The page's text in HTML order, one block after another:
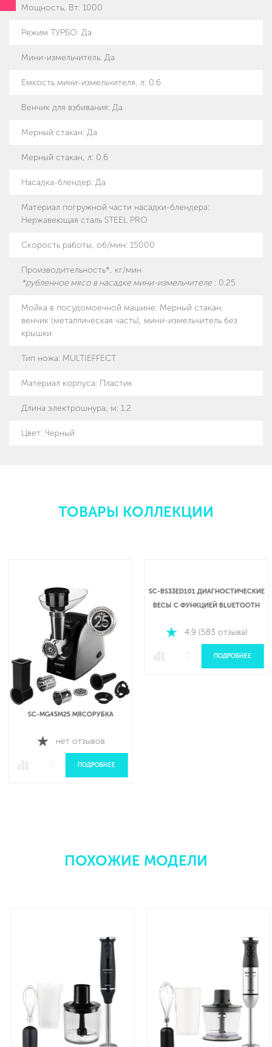
Мощность, Вт: 1000
Режим ТУРБО: Да
Мини-измельчитель: Да
Емкость мини-измельчителя, л: 0.6
Венчик для взбивания: Да
Мерный стакан: Да
Мерный стакан, л: 0.6
Насадка-блендер: Да
Материал погружной части насадки-блендера:
Нержавеющая сталь STEEL PRO
Скорость работы, об/мин: 15000
Производительность*, кг/мин
*рубленное мясо в насадке мини-измельчителе : 0.25
Мойка в посудомоечной машине: Мерный стакан,
венчик (металлическая часть), мини-измельчитель без
крышки
Тип ножа: MULTIEFFECT
Материал корпуса: Пластик
Длина электрошнура, м: 1.2
Цвет: Черный
ТОВАРЫ КОЛЛЕКЦИИ
SC-MG45M25 МЯСОРУБКА
нет отзывов
ПОДРОБНЕЕ